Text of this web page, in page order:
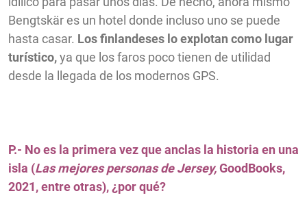
Bengtskär es un hotel donde incluso uno se puede
hasta casar. Los finlandeses lo explotan como lugar
turístico,ya que los faros poco tienen de utilidad
desde la llegada de los modernos GPS.
P.- No es la primera vez que anclas la historia en una
isla (Las mejores personas de Jersey,GoodBooks,
2021, entre otras), ¿por qué?